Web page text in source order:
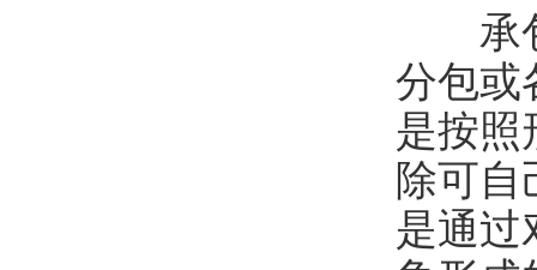
承包
分包或
是按照
除可自
是通过